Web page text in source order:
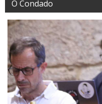
O Condado